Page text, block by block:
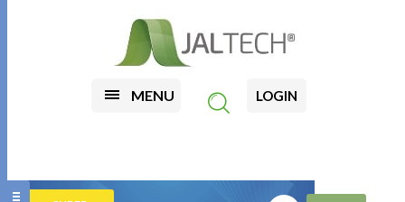
MENU LOGIN